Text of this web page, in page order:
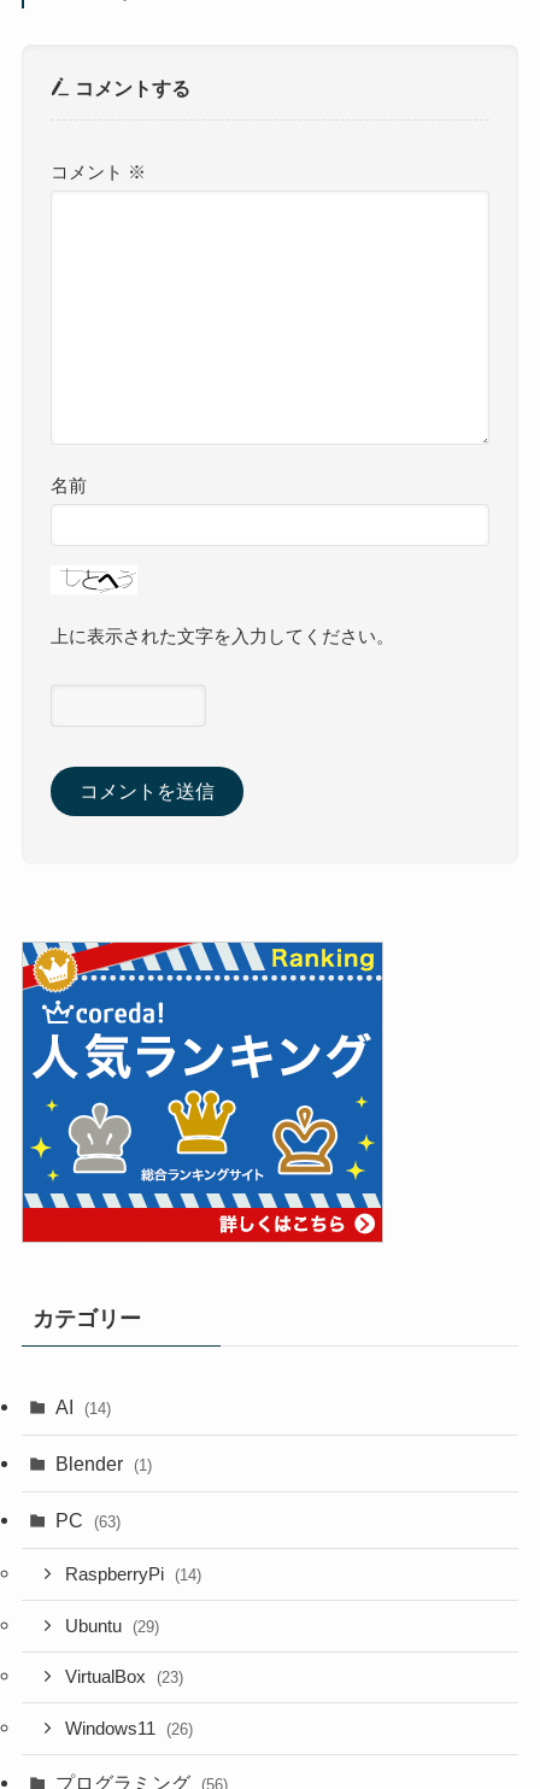
コメントする
コメント ※
名前
上に表示された文字を入力してください。
カテゴリー
AI (14)
Blender (1)
PC (63)
RaspberryPi (14)
Ubuntu (29)
VirtualBox (23)
Windows11 (26)
プログラミング (56)